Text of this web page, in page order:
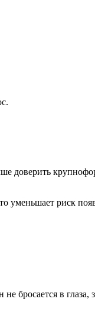
доверить
уменьшает риск
бросается в